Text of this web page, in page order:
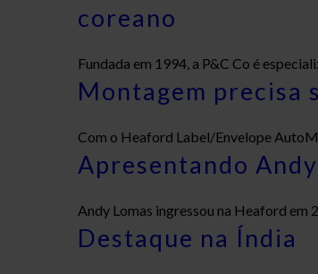
coreano
Fundada em 1994, a P&C Co é
Montagem precisa
Com o Heaford Label/Envelope
Apresentando
Andy Lomas ingressou na Heaford em
Destaque na Índia